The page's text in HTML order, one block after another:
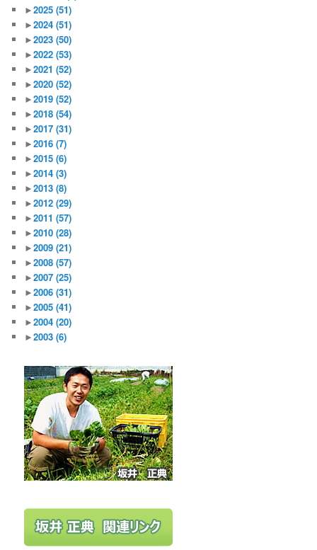
►2025(51)
►2024(51)
►2023(50)
►2022(53)
►2021(52)
►2020(52)
►2019(52)
►2018(54)
►2017(31)
►2016(7)
►2015(6)
►2014(3)
►2013(8)
►2012(29)
►2011(57)
►2010(28)
►2009(21)
►2008(57)
►2007(25)
►2006(31)
►2005(41)
►2004(20)
►2003(6)